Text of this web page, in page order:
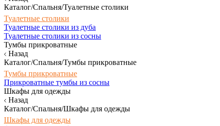
Каталог/Спальня/Туалетные столики
Туалетные столики
Туалетные столики из дуба
Туалетные столики из сосны
Тумбы прикроватные
Назад
Каталог/Спальня/Тумбы прикроватные
Тумбы прикроватные
Прикроватные тумбы из сосны
Шкафы для одежды
Назад
Каталог/Спальня/Шкафы для одежды
Шкафы для одежды